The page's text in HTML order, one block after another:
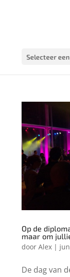
Selecteer
Op de
maar om
door Alex|
De dag van